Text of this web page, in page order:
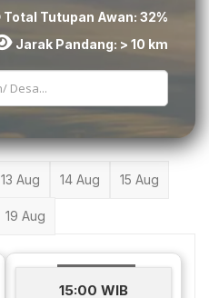
Total Tutupan Awan: 32%
Jarak Pandang: > 10 km
13 Aug 14 Aug 15 Aug
19 Aug
15:00 WIB